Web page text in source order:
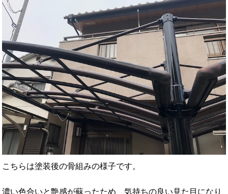
こちらは塗装後の骨組みの様子です。
濃い色合いと艶感が蘇ったため、気持ちの良い見た目になり